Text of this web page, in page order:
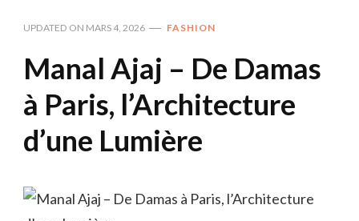
UPDATED ON MARS 4, 2026 FASHION
Manal Ajaj – De Damas
à Paris, l’Architecture
d’une Lumière